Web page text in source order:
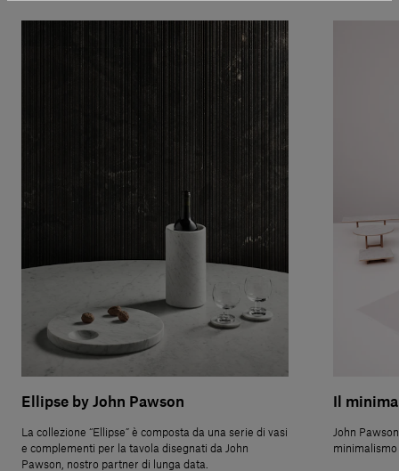
Ellipse by John Pawson
La collezione “Ellipse” è composta da una serie di vasi
e complementi per la tavola disegnati da John
Pawson, nostro partner di lunga data.
Il
John
minimalismo